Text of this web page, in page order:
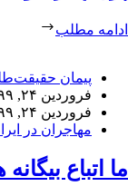
ادامه مطلب
پیمان
فروردین ۲۴, ۱۳۹۹
فروردین ۲۴, ۱۳۹۹
مهاجران در
ما اتباع